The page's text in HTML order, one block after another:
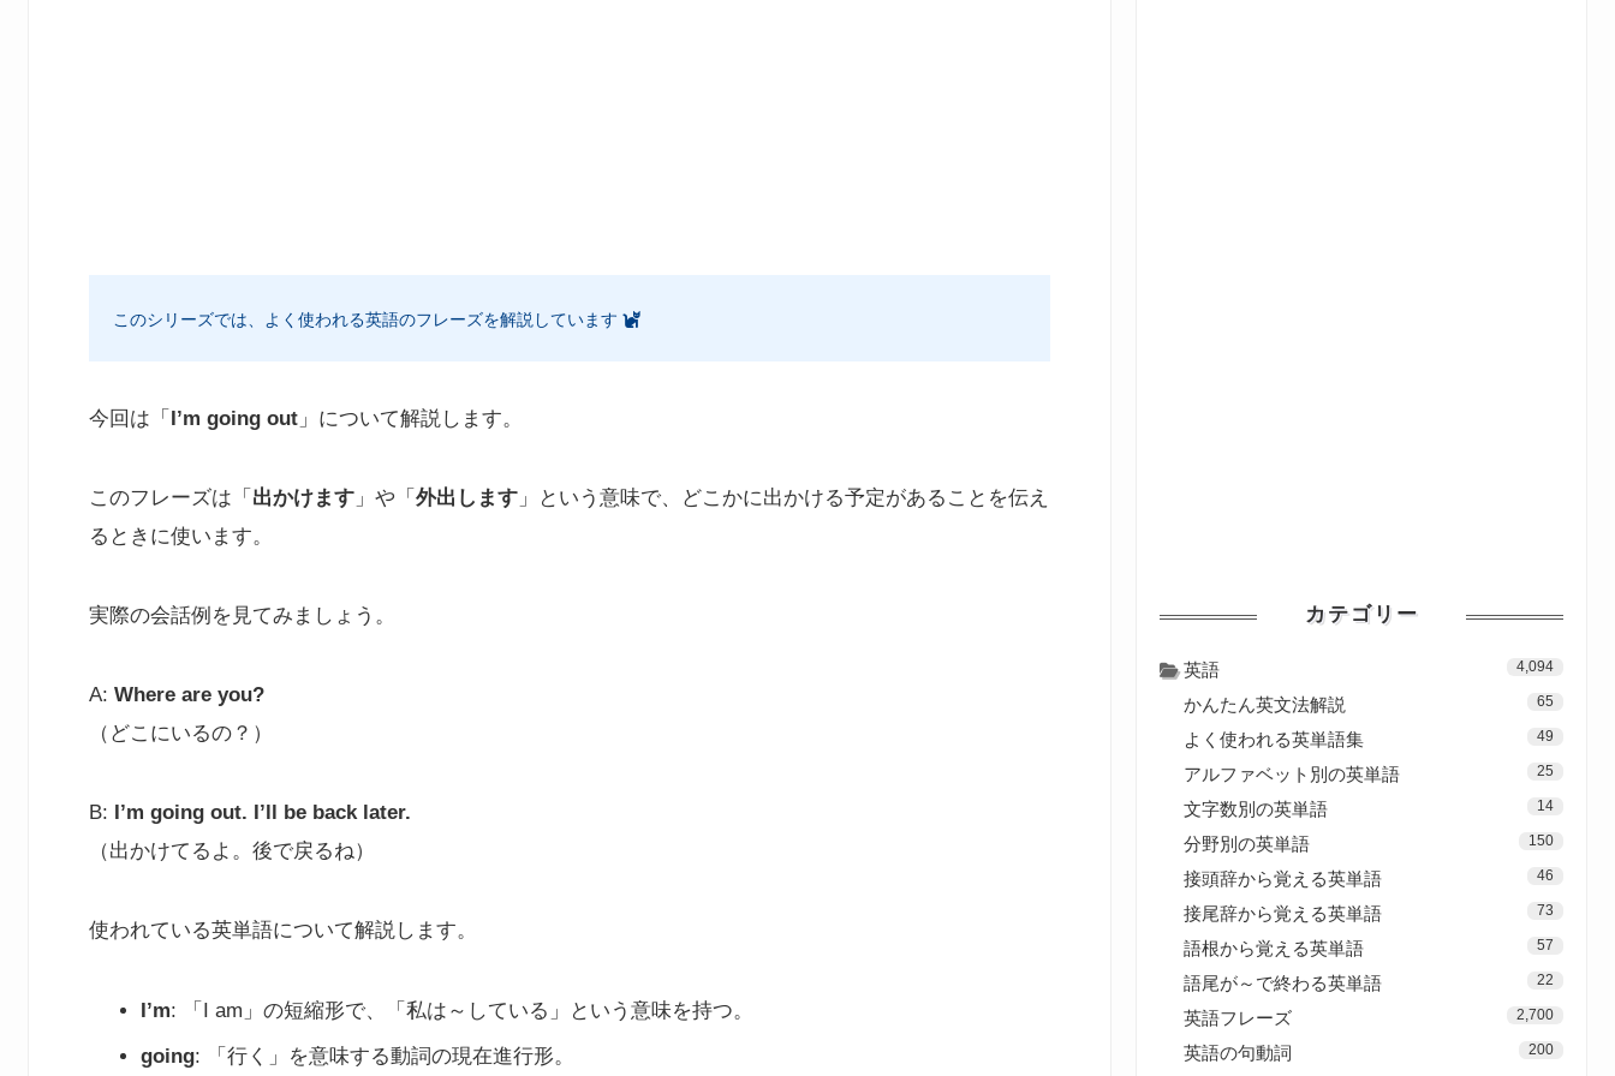
このシリーズでは、よく使われる英語のフレーズを解説しています
今回は「 I’m going out 」について解説します。
このフレーズは「 出かけます 」や「 外出します 」という意味で、どこかに出かける予定があることを伝え
るときに使います。
実際の会話例を見てみましょう。
A: Where are you?
（どこにいるの？）
B:
I’m going out. I’ll be back later.
（出かけてるよ。後で戻るね）
使われている英単語について解説します。
I’m: 「I am」の短縮形で、「私は～している」という意味を持つ。
going: 「行く」を意味する動詞の現在進行形。
カテゴリー
英語 4,094
かんたん英文法解説 65
よく使われる英単語集 49
アルファベット別の英単語 25
文字数別の英単語 14
分野別の英単語 150
接頭辞から覚える英単語 46
接尾辞から覚える英単語 73
語根から覚える英単語 57
語尾が～で終わる英単語 22
英語フレーズ 2,700
英語の句動詞 200